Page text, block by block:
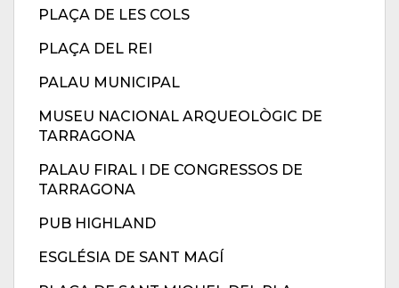
PLAÇA DE LES COLS
PLAÇA DEL REI
PALAU MUNICIPAL
MUSEU NACIONAL ARQUEOLÒGIC DE
TARRAGONA
PALAU FIRAL I DE CONGRESSOS DE
TARRAGONA
PUB HIGHLAND
ESGLÉSIA DE SANT MAGÍ